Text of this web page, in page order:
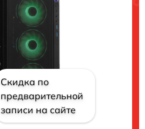
Скидка по
предварительной
записи на сайте